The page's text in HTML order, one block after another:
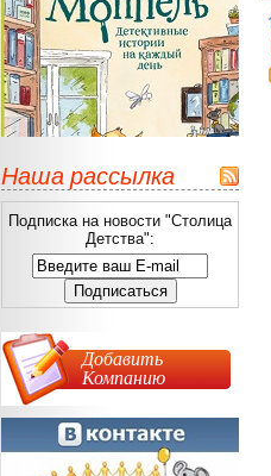
Наша рассылка
Подписка на новости "Столица
Детства":
Добавить
Компанию